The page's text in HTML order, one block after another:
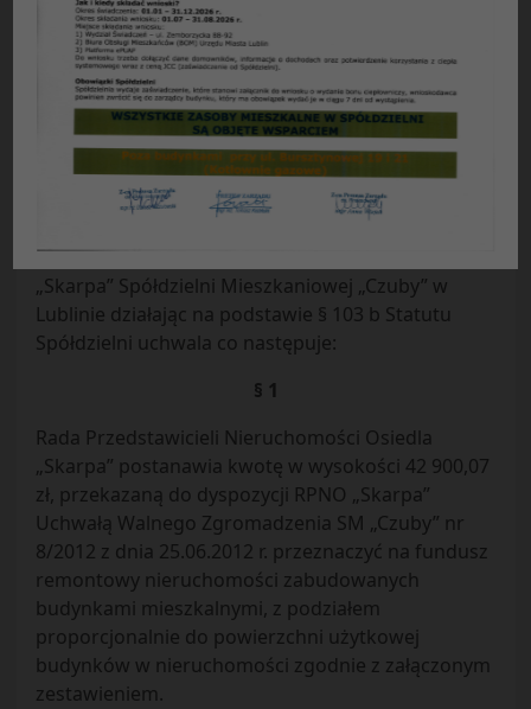
Uchwała Nr 34 / 2012
Rady Przedstawicieli Nieruchomości Osiedla
„Skarpa”
Spółdzielni Mieszkaniowej „Czuby”
z dnia 12.12.2012 r.
w sprawie:podziału nadwyżki bilansowej za 2011 r.
Rada Przedstawicieli Nieruchomości Osiedla
„Skarpa” Spółdzielni Mieszkaniowej „Czuby” w
Lublinie działając na podstawie § 103 b Statutu
Spółdzielni uchwala co następuje:
§ 1
Rada Przedstawicieli Nieruchomości Osiedla
„Skarpa” postanawia kwotę w wysokości 42 900,07
zł, przekazaną do dyspozycji RPNO „Skarpa”
Uchwałą Walnego Zgromadzenia SM „Czuby” nr
8/2012 z dnia 25.06.2012 r. przeznaczyć na fundusz
remontowy nieruchomości zabudowanych
budynkami mieszkalnymi, z podziałem
proporcjonalnie do powierzchni użytkowej
budynków w nieruchomości zgodnie z załączonym
zestawieniem.